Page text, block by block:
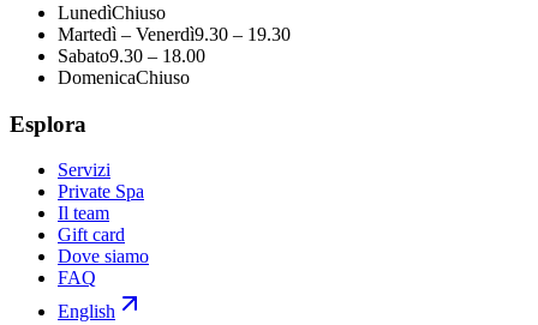
LunedìChiuso
Martedì – Venerdì9.30 – 19.30
Sabato9.30 – 18.00
DomenicaChiuso
Esplora
Servizi
Private Spa
Il team
Gift card
Dove siamo
FAQ
English